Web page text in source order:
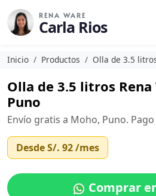
RENA WARE
Carla Rios
Inicio Productos Olla de 3.5
Olla de 3.5 litros
Puno
Envío gratis a Moho, Puno.
DesdeS/. 92/mes
Comprar